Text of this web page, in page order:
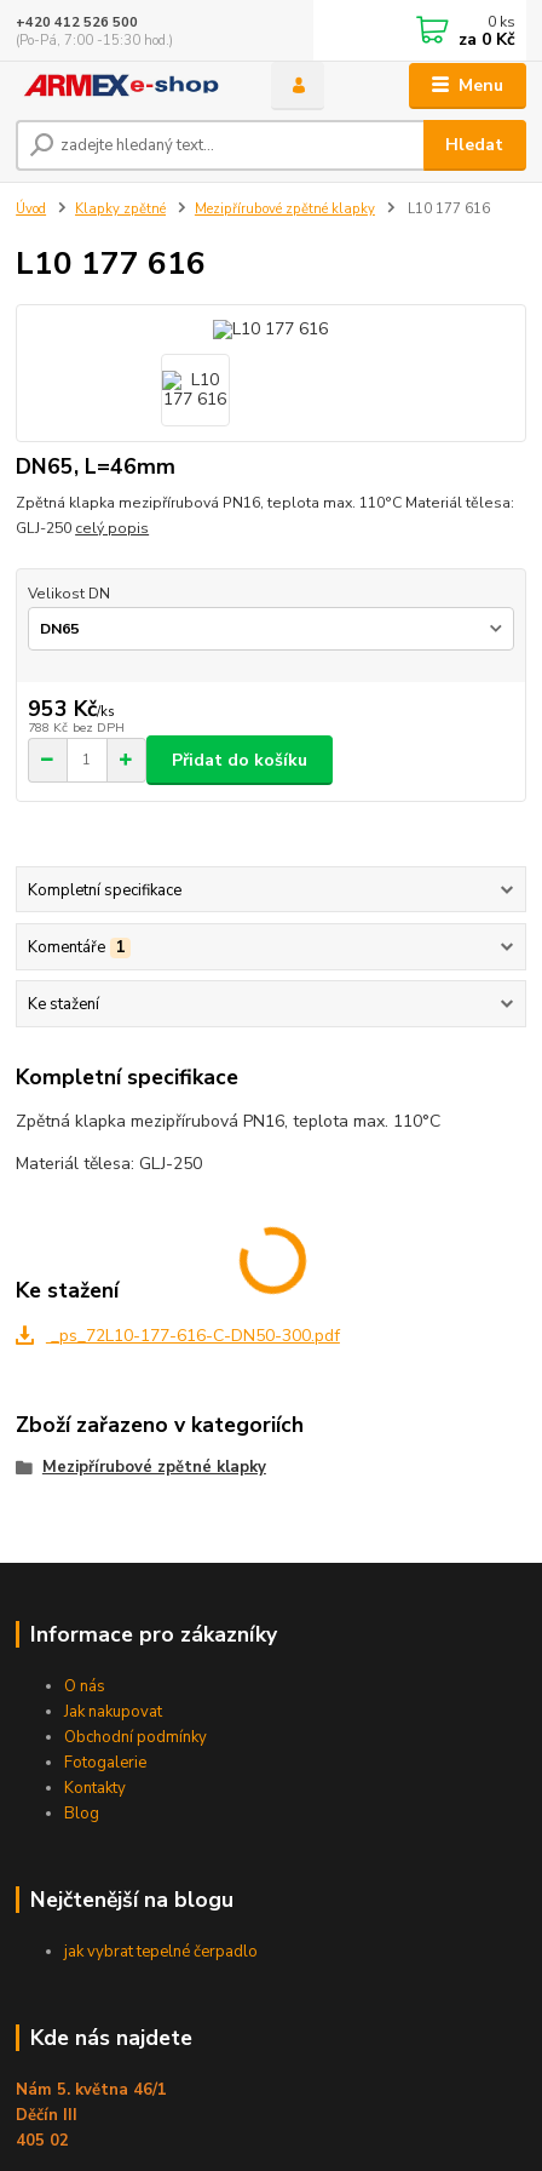
Menu
Hledat
+420 412 526 500
(Po-Pá, 7:00 -15:30 hod.)
0 ks
za 0 Kč
Úvod Klapky zpětné Mezipřírubové zpětné klapky L10 177 616
L10 177 616
DN65, L=46mm
Zpětná klapka mezipřírubová PN16, teplota max. 110°C Materiál tělesa:
GLJ-250 celý popis
Velikost DN
953 Kč/ks
788 Kč bez DPH
Přidat do košíku
Kompletní specifikace
Komentáře 1
Ke stažení
Kompletní specifikace
Zpětná klapka mezipřírubová PN16, teplota max. 110°C
Materiál tělesa: GLJ-250
Ke stažení
_ps_72L10-177-616-C-DN50-300.pdf
Zboží zařazeno v kategoriích
Mezipřírubové zpětné klapky
Informace pro zákazníky
O nás
Jak nakupovat
Obchodní podmínky
Fotogalerie
Kontakty
Blog
Nejčtenější na blogu
jak vybrat tepelné čerpadlo
Kde nás najdete
Nám 5. května 46/1
Děčín III
405 02